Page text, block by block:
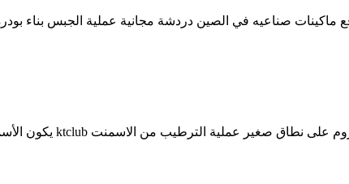
صناعيه في الصين دردشة مجانية عملية الجبس بناء